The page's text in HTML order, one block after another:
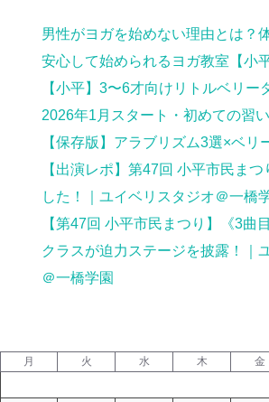
男性がヨガを始めない理由とは？
安心して始められるヨガ教室【小
【小平】3〜6才向けリトルベリー
2026年1月スタート・初めての習
【保存版】アラブリズム3選×ベリ
【出演レポ】第47回 小平市民まつ
した！｜ユイベリスタジオ＠一橋
【第47回 小平市民まつり】《3曲
クラスが迫力ステージを披露！｜
＠一橋学園
月 火 水 木 金